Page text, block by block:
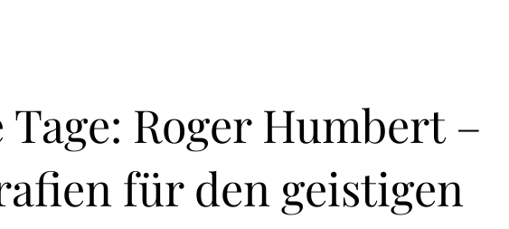
Roger Humbert –
für den geistigen